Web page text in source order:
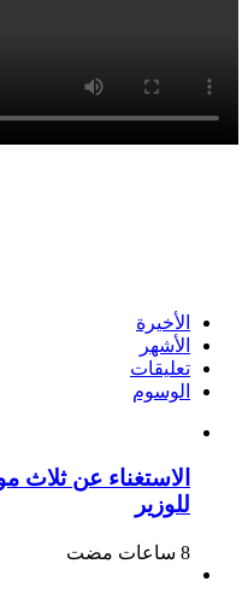
الأخيرة
الأشهر
تعليقات
الوسوم
الاستغناء عن
للوزير